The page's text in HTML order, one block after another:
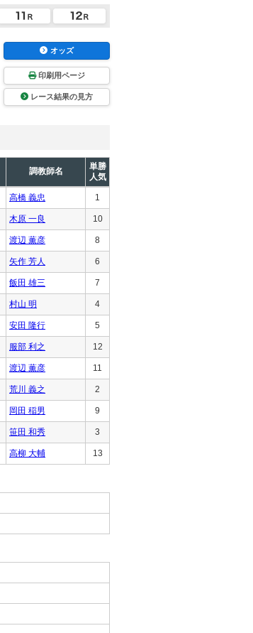
オッズ
印刷用ページ
レース結果の見方
調教師名
単勝
人気
高橋 義忠 1
木原 一良 10
渡辺 薫彦 8
矢作 芳人 6
飯田 雄三 7
村山 明 4
安田 隆行 5
服部 利之 12
渡辺 薫彦 11
荒川 義之 2
岡田 稲男 9
笹田 和秀 3
高柳 大輔 13